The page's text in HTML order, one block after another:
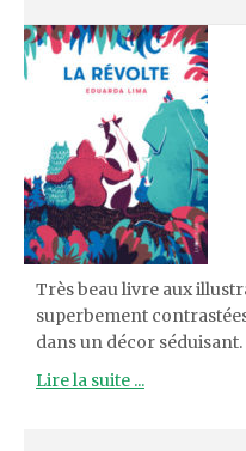
Très beau livre aux
superbement
dans un décor séduisant.
Lire la suite ...